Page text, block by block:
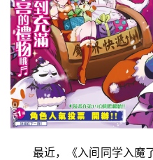
最近，《入间同学入魔